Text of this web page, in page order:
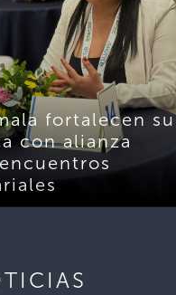
fortalecen su
con alianza